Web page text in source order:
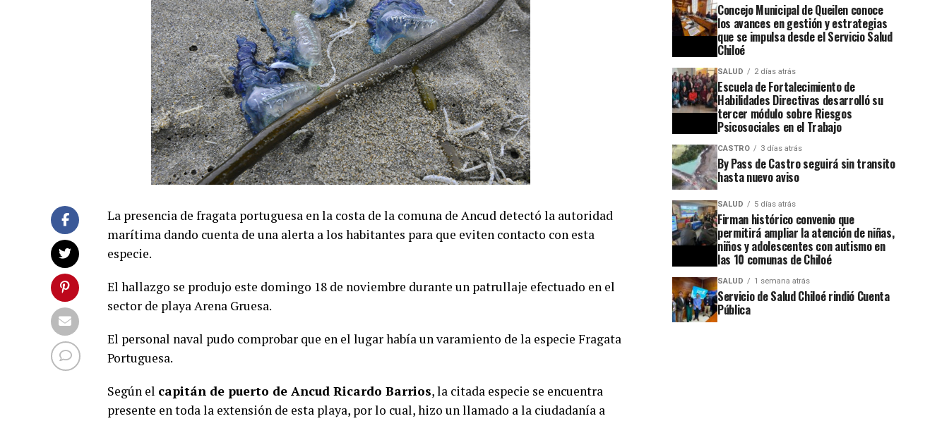
La presencia de fragata portuguesa en la costa de la comuna de Ancud detectó la autoridad
marítima dando cuenta de una alerta a los habitantes para que eviten contacto con esta
especie.
El hallazgo se produjo este domingo 18 de noviembre durante un patrullaje efectuado en el
sector de playa Arena Gruesa.
El personal naval pudo comprobar que en el lugar había un varamiento de la especie Fragata
Portuguesa.
Según el capitán de puerto de Ancud Ricardo Barrios, la citada especie se encuentra
presente en toda la extensión de esta playa, por lo cual, hizo un llamado a la ciudadanía a
Concejo Municipal de Queilen conoce
los avances en gestión y estrategias
que se impulsa desde el Servicio Salud
Chiloé
SALUD 2 días atrás
Escuela de Fortalecimiento de
Habilidades Directivas desarrolló su
tercer módulo sobre Riesgos
Psicosociales en el Trabajo
CASTRO 3 días atrás
By Pass de Castro seguirá sin transito
hasta nuevo aviso
SALUD 5 días atrás
Firman histórico convenio que
permitirá ampliar la atención de niñas,
niños y adolescentes con autismo en
las 10 comunas de Chiloé
SALUD 1 semana atrás
Servicio de Salud Chiloé rindió Cuenta
Pública